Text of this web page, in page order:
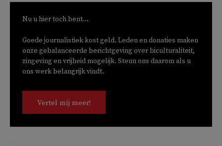
Nu u hier toch bent...
Goede journalistiek kost geld. Leden en donaties maken
onze gebalanceerde berichtgeving over biculturaliteit,
zingeving en vrijheid mogelijk. Steun ons daarom als u
ons werk belangrijk vindt.
Vertel mij meer!